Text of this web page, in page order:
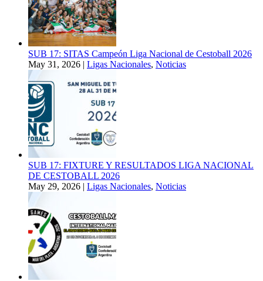
SUB 17: SITAS Campeón Liga Nacional de Cestoball 2026
May 31, 2026 | Ligas Nacionales, Noticias
SUB 17: FIXTURE Y RESULTADOS LIGA NACIONAL
DE CESTOBALL 2026
May 29, 2026 | Ligas Nacionales, Noticias